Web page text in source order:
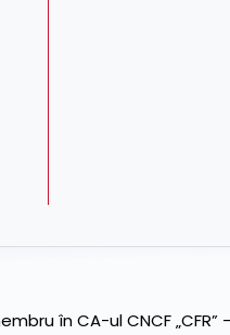
în CA-ul CNCF „CFR”